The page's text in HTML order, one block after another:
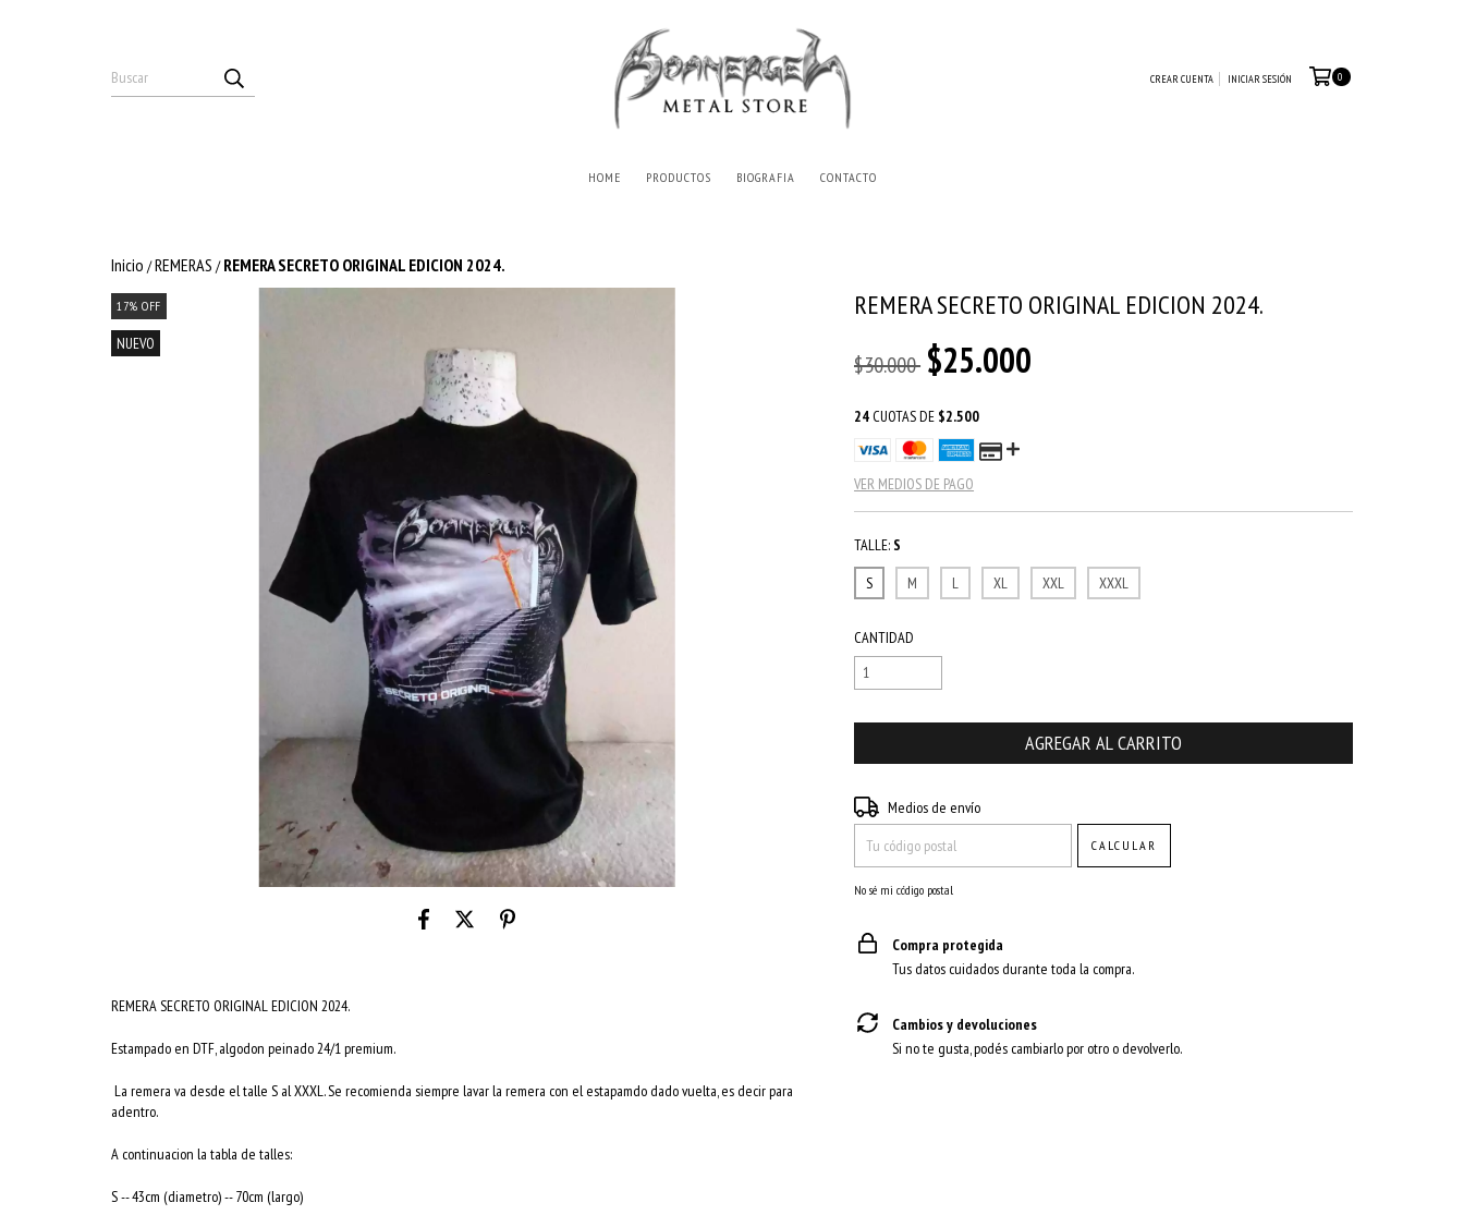
CREAR CUENTA INICIAR SESIÓN 0
HOME PRODUCTOS BIOGRAFIA CONTACTO
Inicio /REMERAS / REMERA SECRETO ORIGINAL EDICION 2024.
17% OFF
NUEVO
REMERA SECRETO ORIGINAL EDICION 2024.
Estampado en DTF, algodon peinado 24/1 premium.
La remera va desde el talle S al XXXL. Se recomienda siempre lavar la remera con el estapamdo dado vuelta, es decir para
adentro.
A continuacion la tabla de talles:
S -- 43cm (diametro) -- 70cm (largo)
REMERA SECRETO ORIGINAL EDICION 2024.
$30.000 $25.000
24 CUOTAS DE $2.500
VER MEDIOS DE PAGO
TALLE: S
S
M L XL XXL XXXL
CANTIDAD
Entregas para el CP:
Medios de envío
CALCULAR
No sé mi código postal
Compra protegida
Tus datos cuidados durante toda la compra.
Cambios y devoluciones
Si no te gusta, podés cambiarlo por otro o devolverlo.